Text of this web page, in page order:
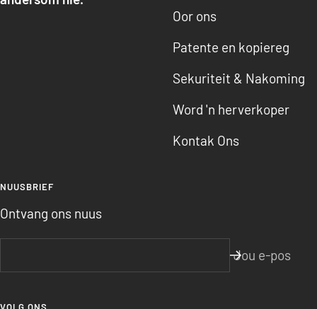
Oor ons
Patente en kopiereg
Sekuriteit & Nakoming
Word 'n herverkoper
Kontak Ons
NUUSBRIEF
Ontvang ons nuus
Jou e-pos
VOLG ONS